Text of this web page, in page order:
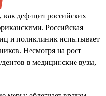
, как дефицит российских
Российская
и поликлиник испытывает
Несмотря на рост
в медицинские вузы,